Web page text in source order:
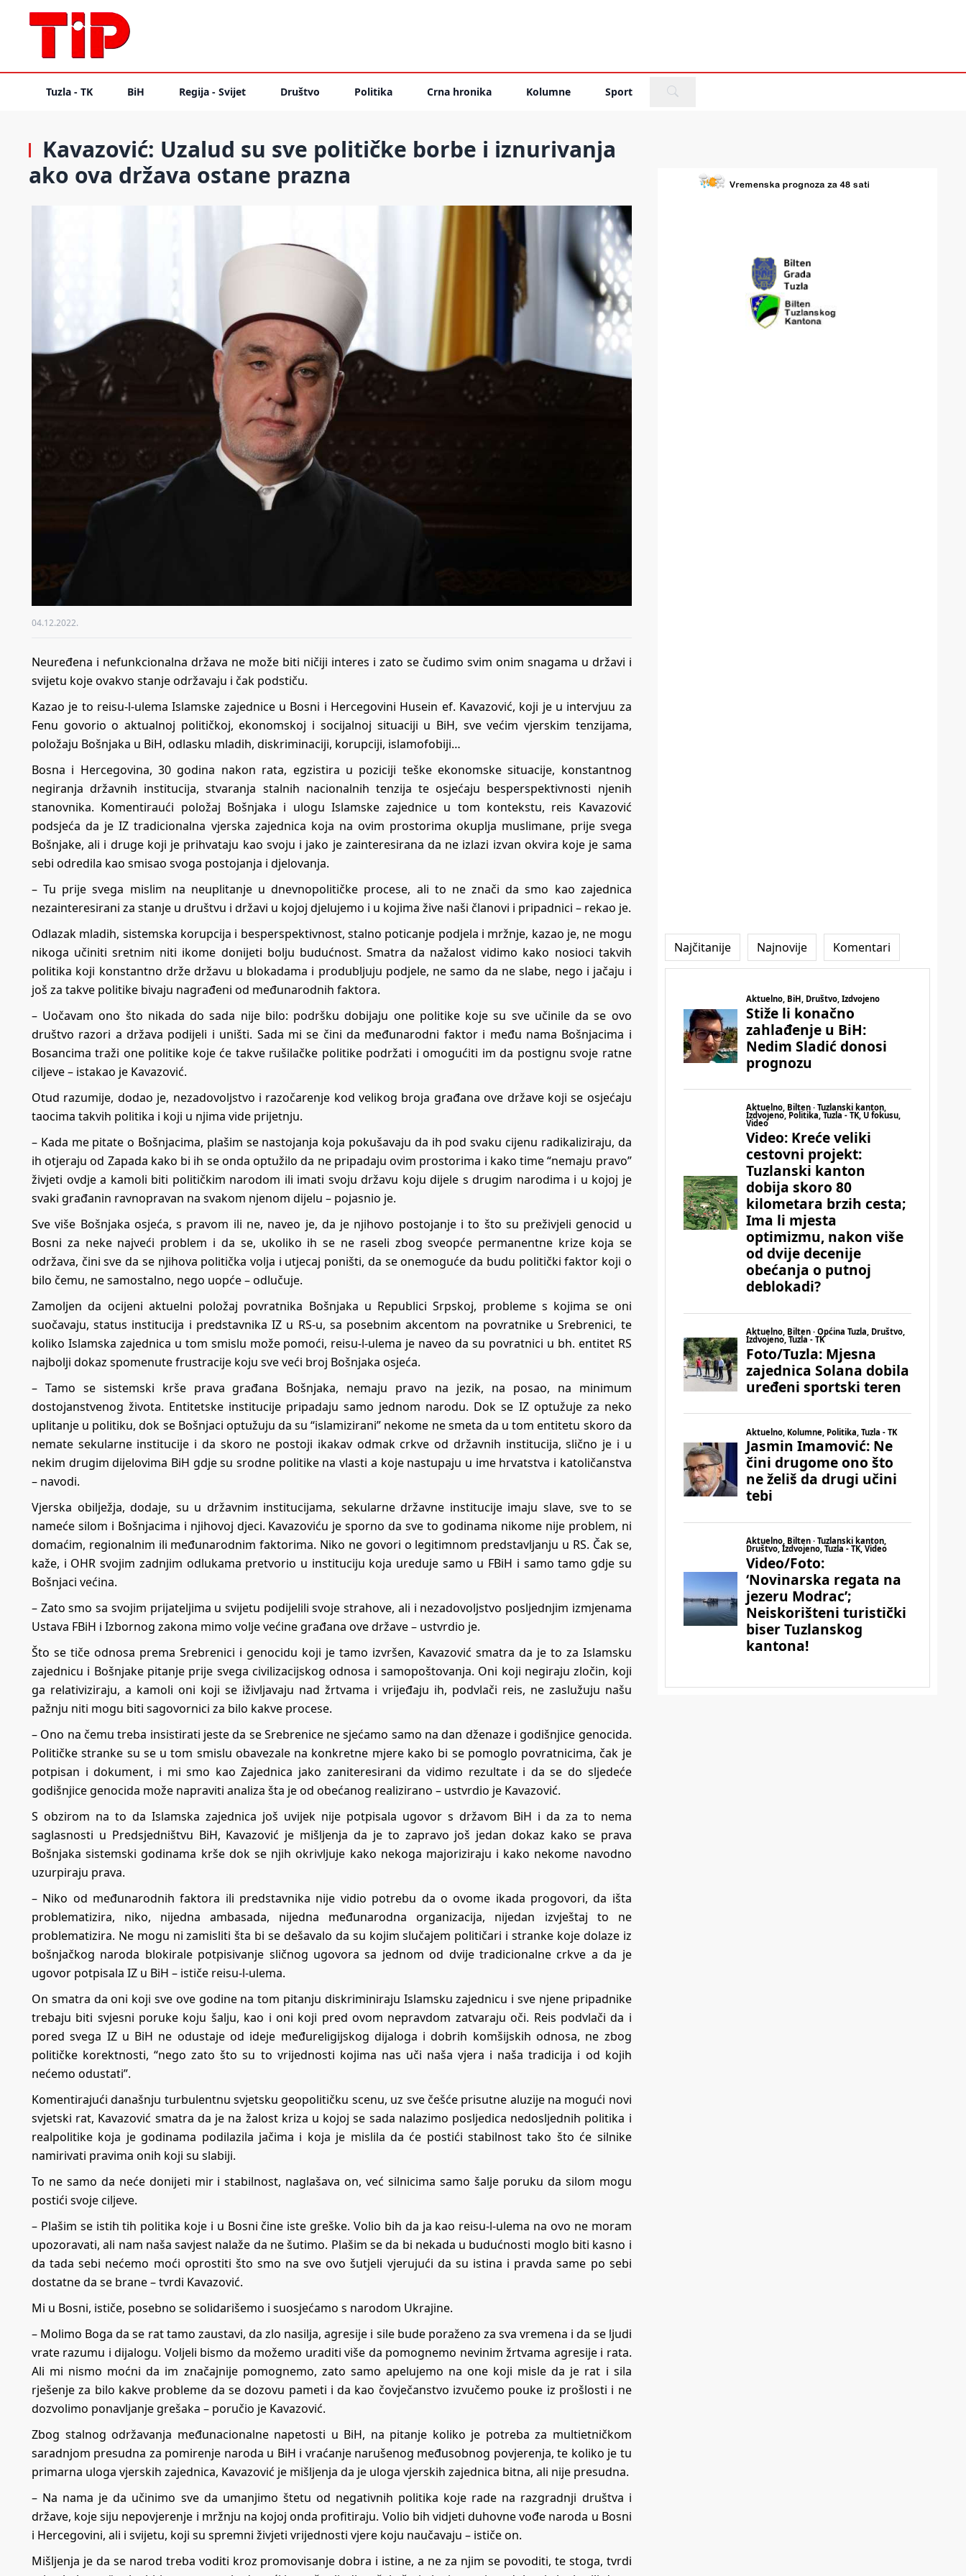
Tuzla - TK BiH Regija - Svijet Društvo Politika Crna hronika Kolumne Sport
Kavazović: Uzalud su sve političke borbe i iznurivanja
ako ova država ostane prazna
04.12.2022.
Neuređena i nefunkcionalna država ne može biti ničiji interes i zato se čudimo svim onim snagama u državi i
svijetu koje ovakvo stanje održavaju i čak podstiču.
Kazao je to reisu-l-ulema Islamske zajednice u Bosni i Hercegovini Husein ef. Kavazović, koji je u intervjuu za
Fenu govorio o aktualnoj političkoj, ekonomskoj i socijalnoj situaciji u BiH, sve većim vjerskim tenzijama,
položaju Bošnjaka u BiH, odlasku mladih, diskriminaciji, korupciji, islamofobiji…
Bosna i Hercegovina, 30 godina nakon rata, egzistira u poziciji teške ekonomske situacije, konstantnog
negiranja državnih institucija, stvaranja stalnih nacionalnih tenzija te osjećaju besperspektivnosti njenih
stanovnika. Komentiraući položaj Bošnjaka i ulogu Islamske zajednice u tom kontekstu, reis Kavazović
podsjeća da je IZ tradicionalna vjerska zajednica koja na ovim prostorima okuplja muslimane, prije svega
Bošnjake, ali i druge koji je prihvataju kao svoju i jako je zainteresirana da ne izlazi izvan okvira koje je sama
sebi odredila kao smisao svoga postojanja i djelovanja.
– Tu prije svega mislim na neuplitanje u dnevnopolitičke procese, ali to ne znači da smo kao zajednica
nezainteresirani za stanje u društvu i državi u kojoj djelujemo i u kojima žive naši članovi i pripadnici – rekao je.
Odlazak mladih, sistemska korupcija i besperspektivnost, stalno poticanje podjela i mržnje, kazao je, ne mogu
nikoga učiniti sretnim niti ikome donijeti bolju budućnost. Smatra da nažalost vidimo kako nosioci takvih
politika koji konstantno drže državu u blokadama i produbljuju podjele, ne samo da ne slabe, nego i jačaju i
još za takve politike bivaju nagrađeni od međunarodnih faktora.
– Uočavam ono što nikada do sada nije bilo: podršku dobijaju one politike koje su sve učinile da se ovo
društvo razori a država podijeli i uništi. Sada mi se čini da međunarodni faktor i među nama Bošnjacima i
Bosancima traži one politike koje će takve rušilačke politike podržati i omogućiti im da postignu svoje ratne
ciljeve – istakao je Kavazović.
Otud razumije, dodao je, nezadovoljstvo i razočarenje kod velikog broja građana ove države koji se osjećaju
taocima takvih politika i koji u njima vide prijetnju.
– Kada me pitate o Bošnjacima, plašim se nastojanja koja pokušavaju da ih pod svaku cijenu radikaliziraju, da
ih otjeraju od Zapada kako bi ih se onda optužilo da ne pripadaju ovim prostorima i kako time “nemaju pravo”
živjeti ovdje a kamoli biti političkim narodom ili imati svoju državu koju dijele s drugim narodima i u kojoj je
svaki građanin ravnopravan na svakom njenom dijelu – pojasnio je.
Sve više Bošnjaka osjeća, s pravom ili ne, naveo je, da je njihovo postojanje i to što su preživjeli genocid u
Bosni za neke najveći problem i da se, ukoliko ih se ne raseli zbog sveopće permanentne krize koja se
održava, čini sve da se njihova politička volja i utjecaj poništi, da se onemoguće da budu politički faktor koji o
bilo čemu, ne samostalno, nego uopće – odlučuje.
Zamoljen da ocijeni aktuelni položaj povratnika Bošnjaka u Republici Srpskoj, probleme s kojima se oni
suočavaju, status institucija i predstavnika IZ u RS-u, sa posebnim akcentom na povratnike u Srebrenici, te
koliko Islamska zajednica u tom smislu može pomoći, reisu-l-ulema je naveo da su povratnici u bh. entitet RS
najbolji dokaz spomenute frustracije koju sve veći broj Bošnjaka osjeća.
– Tamo se sistemski krše prava građana Bošnjaka, nemaju pravo na jezik, na posao, na minimum
dostojanstvenog života. Entitetske institucije pripadaju samo jednom narodu. Dok se IZ optužuje za neko
uplitanje u politiku, dok se Bošnjaci optužuju da su “islamizirani” nekome ne smeta da u tom entitetu skoro da
nemate sekularne institucije i da skoro ne postoji ikakav odmak crkve od državnih institucija, slično je i u
nekim drugim dijelovima BiH gdje su srodne politike na vlasti a koje nastupaju u ime hrvatstva i katoličanstva
– navodi.
Vjerska obilježja, dodaje, su u državnim institucijama, sekularne državne institucije imaju slave, sve to se
nameće silom i Bošnjacima i njihovoj djeci. Kavazoviću je sporno da sve to godinama nikome nije problem, ni
domaćim, regionalnim ili međunarodnim faktorima. Niko ne govori o legitimnom predstavljanju u RS. Čak se,
kaže, i OHR svojim zadnjim odlukama pretvorio u instituciju koja ureduje samo u FBiH i samo tamo gdje su
Bošnjaci većina.
– Zato smo sa svojim prijateljima u svijetu podijelili svoje strahove, ali i nezadovoljstvo posljednjim izmjenama
Ustava FBiH i Izbornog zakona mimo volje većine građana ove države – ustvrdio je.
Što se tiče odnosa prema Srebrenici i genocidu koji je tamo izvršen, Kavazović smatra da je to za Islamsku
zajednicu i Bošnjake pitanje prije svega civilizacijskog odnosa i samopoštovanja. Oni koji negiraju zločin, koji
ga relativiziraju, a kamoli oni koji se iživljavaju nad žrtvama i vrijeđaju ih, podvlači reis, ne zaslužuju našu
pažnju niti mogu biti sagovornici za bilo kakve procese.
– Ono na čemu treba insistirati jeste da se Srebrenice ne sjećamo samo na dan dženaze i godišnjice genocida.
Političke stranke su se u tom smislu obavezale na konkretne mjere kako bi se pomoglo povratnicima, čak je
potpisan i dokument, i mi smo kao Zajednica jako zaniteresirani da vidimo rezultate i da se do sljedeće
godišnjice genocida može napraviti analiza šta je od obećanog realizirano – ustvrdio je Kavazović.
S obzirom na to da Islamska zajednica još uvijek nije potpisala ugovor s državom BiH i da za to nema
saglasnosti u Predsjedništvu BiH, Kavazović je mišljenja da je to zapravo još jedan dokaz kako se prava
Bošnjaka sistemski godinama krše dok se njih okrivljuje kako nekoga majoriziraju i kako nekome navodno
uzurpiraju prava.
– Niko od međunarodnih faktora ili predstavnika nije vidio potrebu da o ovome ikada progovori, da išta
problematizira, niko, nijedna ambasada, nijedna međunarodna organizacija, nijedan izvještaj to ne
problematizira. Ne mogu ni zamisliti šta bi se dešavalo da su kojim slučajem političari i stranke koje dolaze iz
bošnjačkog naroda blokirale potpisivanje sličnog ugovora sa jednom od dvije tradicionalne crkve a da je
ugovor potpisala IZ u BiH – ističe reisu-l-ulema.
On smatra da oni koji sve ove godine na tom pitanju diskriminiraju Islamsku zajednicu i sve njene pripadnike
trebaju biti svjesni poruke koju šalju, kao i oni koji pred ovom nepravdom zatvaraju oči. Reis podvlači da i
pored svega IZ u BiH ne odustaje od ideje međureligijskog dijaloga i dobrih komšijskih odnosa, ne zbog
političke korektnosti, “nego zato što su to vrijednosti kojima nas uči naša vjera i naša tradicija i od kojih
nećemo odustati”.
Komentirajući današnju turbulentnu svjetsku geopolitičku scenu, uz sve češće prisutne aluzije na mogući novi
svjetski rat, Kavazović smatra da je na žalost kriza u kojoj se sada nalazimo posljedica nedosljednih politika i
realpolitike koja je godinama podilazila jačima i koja je mislila da će postići stabilnost tako što će silnike
namirivati pravima onih koji su slabiji.
To ne samo da neće donijeti mir i stabilnost, naglašava on, već silnicima samo šalje poruku da silom mogu
postići svoje ciljeve.
– Plašim se istih tih politika koje i u Bosni čine iste greške. Volio bih da ja kao reisu-l-ulema na ovo ne moram
upozoravati, ali nam naša savjest nalaže da ne šutimo. Plašim se da bi nekada u budućnosti moglo biti kasno i
da tada sebi nećemo moći oprostiti što smo na sve ovo šutjeli vjerujući da su istina i pravda same po sebi
dostatne da se brane – tvrdi Kavazović.
Mi u Bosni, ističe, posebno se solidarišemo i suosjećamo s narodom Ukrajine.
– Molimo Boga da se rat tamo zaustavi, da zlo nasilja, agresije i sile bude poraženo za sva vremena i da se ljudi
vrate razumu i dijalogu. Voljeli bismo da možemo uraditi više da pomognemo nevinim žrtvama agresije i rata.
Ali mi nismo moćni da im značajnije pomognemo, zato samo apelujemo na one koji misle da je rat i sila
rješenje za bilo kakve probleme da se dozovu pameti i da kao čovječanstvo izvučemo pouke iz prošlosti i ne
dozvolimo ponavljanje grešaka – poručio je Kavazović.
Zbog stalnog održavanja međunacionalne napetosti u BiH, na pitanje koliko je potreba za multietničkom
saradnjom presudna za pomirenje naroda u BiH i vraćanje narušenog međusobnog povjerenja, te koliko je tu
primarna uloga vjerskih zajednica, Kavazović je mišljenja da je uloga vjerskih zajednica bitna, ali nije presudna.
– Na nama je da učinimo sve da umanjimo štetu od negativnih politika koje rade na razgradnji društva i
države, koje siju nepovjerenje i mržnju na kojoj onda profitiraju. Volio bih vidjeti duhovne vođe naroda u Bosni
i Hercegovini, ali i svijetu, koji su spremni živjeti vrijednosti vjere koju naučavaju – ističe on.
Mišljenja je da se narod treba voditi kroz promovisanje dobra i istine, a ne za njim se povoditi, te stoga, tvrdi
Najčitanije Najnovije Komentari